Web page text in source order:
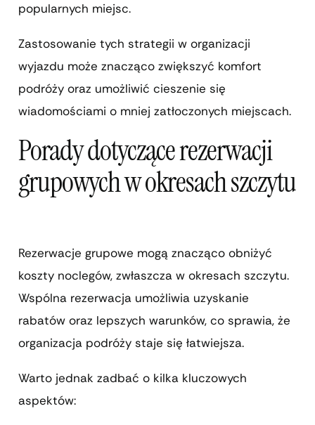
popularnych miejsc.
Zastosowanie tych strategii w organizacji
wyjazdu może znacząco zwiększyć komfort
podróży oraz umożliwić cieszenie się
wiadomościami o mniej zatłoczonych miejscach.
Porady dotyczące rezerwacji
grupowych w okresach szczytu
Rezerwacje grupowe mogą znacząco obniżyć
koszty noclegów, zwłaszcza w okresach szczytu.
Wspólna rezerwacja umożliwia uzyskanie
rabatów oraz lepszych warunków, co sprawia, że
organizacja podróży staje się łatwiejsza.
Warto jednak zadbać o kilka kluczowych
aspektów: